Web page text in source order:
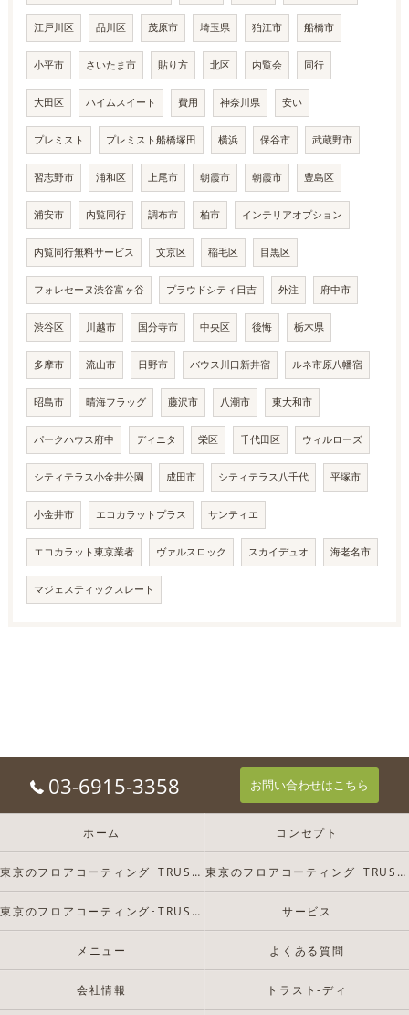
江戸川区 品川区 茂原市 埼玉県 狛江市 船橋市
小平市 さいたま市 貼り方 北区 内覧会 同行
大田区 ハイムスイート 費用 神奈川県 安い
プレミスト プレミスト船橋塚田 横浜 保谷市 武蔵野市
習志野市 浦和区 上尾市 朝霞市 朝霞市 豊島区
浦安市 内覧同行 調布市 柏市 インテリアオプション
内覧同行無料サービス 文京区 稲毛区 目黒区
フォレセーヌ渋谷富ヶ谷 プラウドシティ日吉 外注 府中市
渋谷区 川越市 国分寺市 中央区 後悔 栃木県
多摩市 流山市 日野市 バウス川口新井宿 ルネ市原八幡宿
昭島市 晴海フラッグ 藤沢市 八潮市 東大和市
パークハウス府中 ディニタ 栄区 千代田区 ウィルローズ
シティテラス小金井公園 成田市 シティテラス八千代 平塚市
小金井市 エコカラットプラス サンティエ
エコカラット東京業者 ヴァルスロック スカイデュオ 海老名市
マジェスティックスレート
03-6915-3358 お問い合わせはこちら
ホーム コンセプト
東京のフロアコーティング･TRUST-Dの口コミ情報 東京のフロアコーティング･TRUST-Dの評判
東京のフロアコーティング･TRUST-Dのお客様の声 サービス
メニュー よくある質問
会社情報 トラスト-ディ